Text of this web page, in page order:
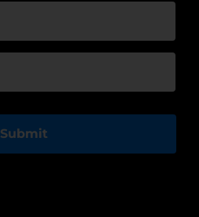
Submit